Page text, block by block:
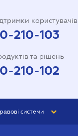
користувачів
210-103
та рішень
210-102
системи